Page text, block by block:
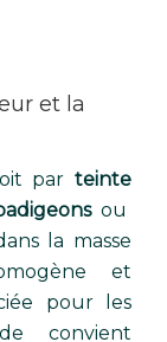
et la
parteinte
ou
la masse
et
pour les
convient